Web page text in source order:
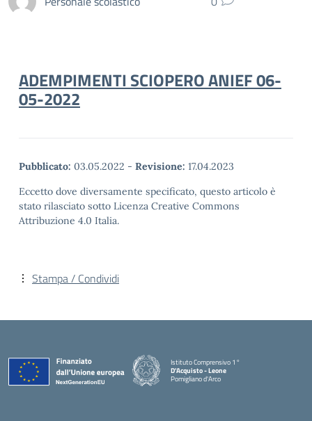
ADEMPIMENTI SCIOPERO ANIEF 06-
05-2022
Pubblicato: 03.05.2022 - Revisione: 17.04.2023
Eccetto dove diversamente specificato, questo articolo è
stato rilasciato sotto Licenza Creative Commons
Attribuzione 4.0 Italia.
Stampa / Condividi
Istituto Comprensivo 1°
D'Acquisto - Leone
Pomigliano d'Arco
— Visita la pagina iniziale della scuola